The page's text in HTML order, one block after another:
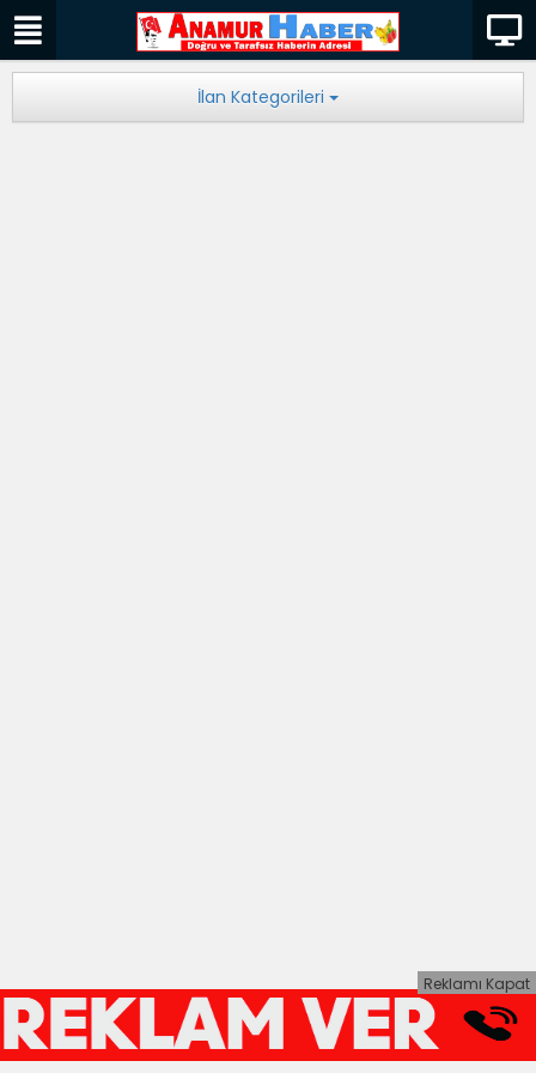
İlan Kategorileri
Reklamı Kapat